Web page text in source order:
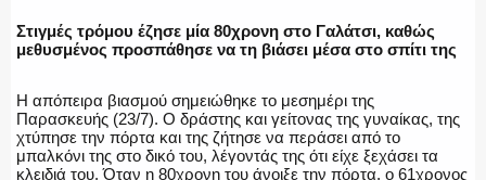
Στιγμές τρόμου έζησε μία 80χρονη στο Γαλάτσι, καθώς
μεθυσμένος προσπάθησε να τη βιάσει μέσα στο σπίτι της
Η απόπειρα βιασμού σημειώθηκε το μεσημέρι της
Παρασκευής (23/7). Ο δράστης και γείτονας της γυναίκας, της
χτύπησε την πόρτα και της ζήτησε να περάσει από το
μπαλκόνι της στο δικό του, λέγοντάς της ότι είχε ξεχάσει τα
κλειδιά του. Όταν η 80χρονη του άνοιξε την πόρτα, ο 61χρονος